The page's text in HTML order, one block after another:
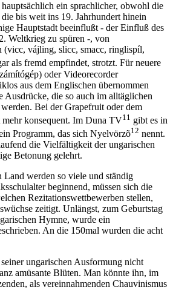
ein sprachlicher, obwohl die
bis weit ins 19. Jahrhundert hinein
Hauptstadt beeinflußt - der Einfluß des
Weltkrieg zu spüren -, von
(vicc, vájling, slicc, smacc, ringlispíl,
als fremd empfindet, strotzt. Für neuere
oder Videorecorder
aus dem Englischen übernommen
Ausdrücke, die so auch im alltäglichen
Bei der Grapefruit oder dem
konsequent. Im Duna TV11 gibt es in
Programm, das sich Nyelvörzõ12 nennt.
die Vielfältigkeit der ungarischen
Betonung gelehrt.
Land werden so viele und ständig
beginnend, müssen sich die
Rezitationswettbewerben stellen,
zeitigt. Unlängst, zum Geburtstag
Hymne, wurde ein
An die 150mal wurden die acht
ungarischen Ausformung nicht
amüsante Blüten. Man könnte ihn, im
als vereinnahmenden Chauvinismus